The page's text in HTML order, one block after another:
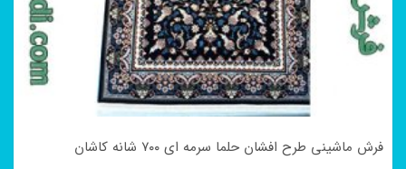
گزینه
ها
صفحه
فرش ماشینی طرح افشان حلما سرمه ای ۷۰۰ شانه کاشان